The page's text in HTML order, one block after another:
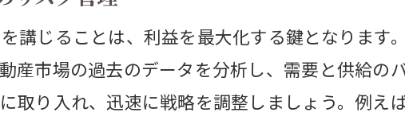
進化する不動産売却の未来
ク革命がもたらす新たな売却手法
化により変わる不動産取引の流れ
講じることは、利益を最大化する鍵となります
産市場の過去のデータを分析し、需要と供給の
取り入れ、迅速に戦略を調整しましょう。例え